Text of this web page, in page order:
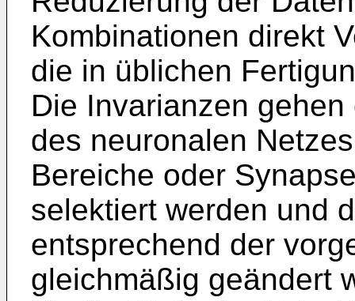
Kombinationen direkt
die in üblichen
Die Invarianzen
des neuronalen
Bereiche oder
selektiert werden und
entsprechend der
gleichmäßig geändert